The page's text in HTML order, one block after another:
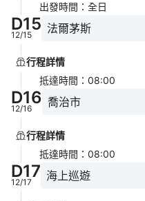
出發時間 ： 全日
D15
12/15 法爾茅斯
行程詳情
抵達時間 ： 08:00
D16
12/16 喬治市
行程詳情
抵達時間 ： 08:00
D17
12/17 海上巡遊